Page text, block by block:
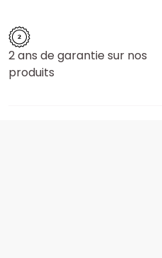
2 ans de garantie sur nos
produits